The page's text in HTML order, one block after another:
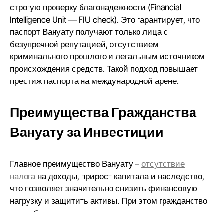
строгую проверку благонадежности (Financial
Intelligence Unit — FIU check). Это гарантирует, что
паспорт Вануату получают только лица с
безупречной репутацией, отсутствием
криминального прошлого и легальным источником
происхождения средств. Такой подход повышает
престиж паспорта на международной арене.
Преимущества Гражданства
Вануату за Инвестиции
Главное преимущество Вануату – отсутствие
налогана доходы, прирост капитала и наследство,
что позволяет значительно снизить финансовую
нагрузку и защитить активы. При этом гражданство